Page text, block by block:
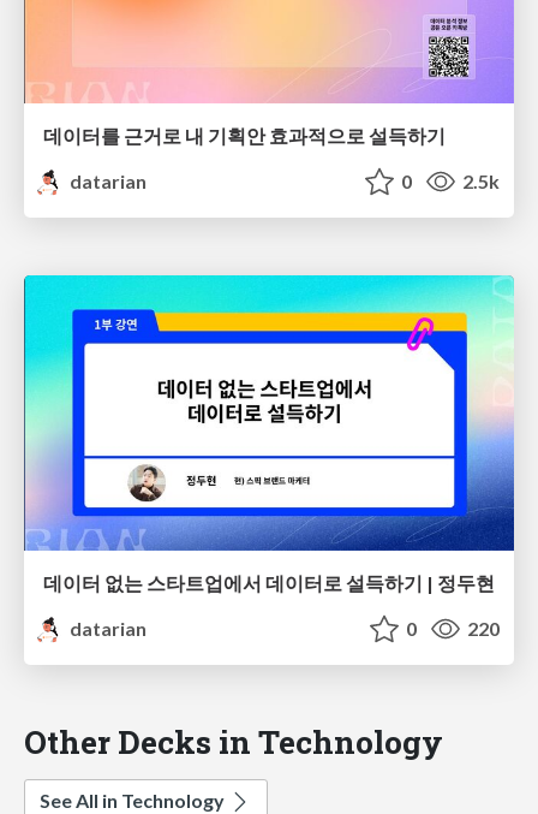
데이터를 근거로 내 기획안 효과적으로 설득하기
datarian
0 2.5k
데이터 없는 스타트업에서 데이터로 설득하기 | 정두현
datarian
0 220
Other Decks in Technology
See All in Technology